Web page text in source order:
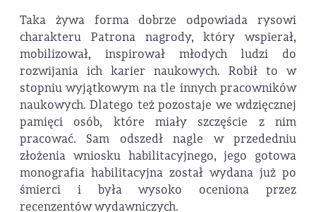
Taka żywa forma dobrze odpowiada rysowi
charakteru Patrona nagrody, który wspierał,
mobilizował, inspirował młodych ludzi do
rozwijania ich karier naukowych. Robił to w
stopniu wyjątkowym na tle innych pracowników
naukowych. Dlatego też pozostaje we wdzięcznej
pamięci osób, które miały szczęście z nim
pracować. Sam odszedł nagle w przededniu
złożenia wniosku habilitacyjnego, jego gotowa
monografia habilitacyjna został wydana już po
śmierci i była wysoko oceniona przez
recenzentów wydawniczych.